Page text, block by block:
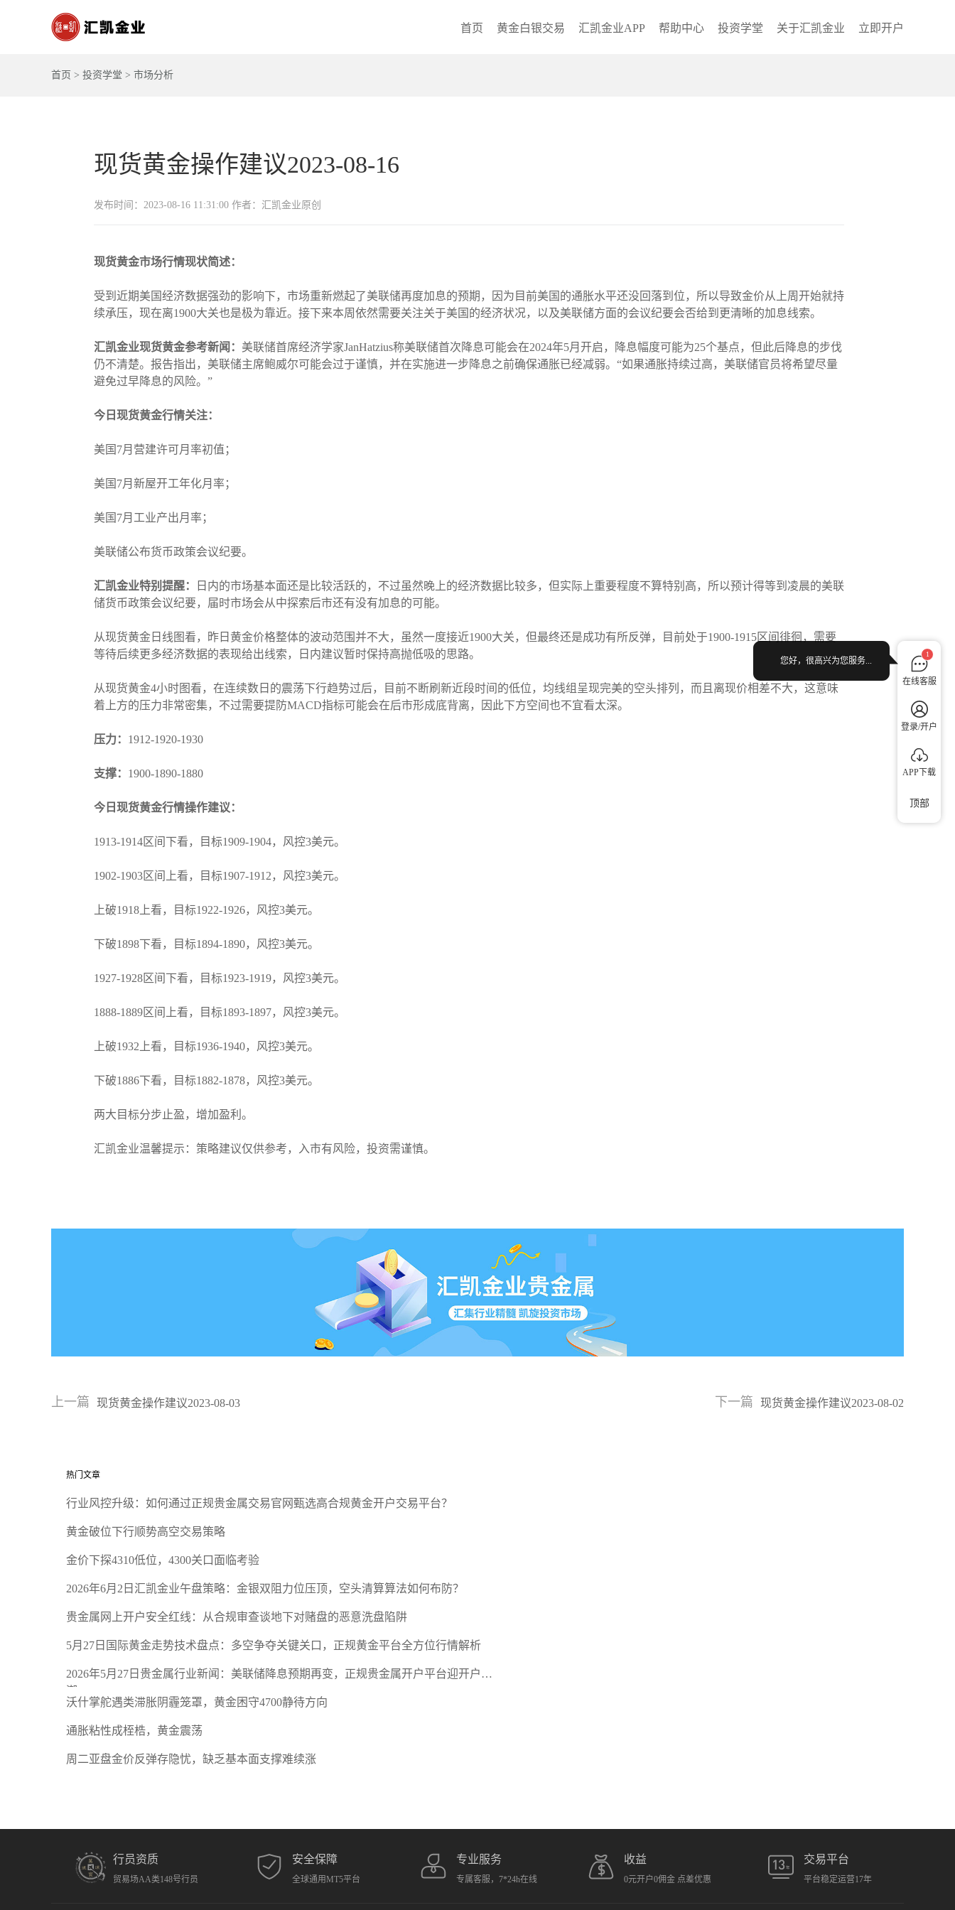
首页 黄金白银交易 汇凯金业APP 帮助中心 投资学堂 关于汇凯金业 立即开户
首页 > 投资学堂 > 市场分析
现货黄金操作建议2023-08-16
发布时间：2023-08-16 11:31:00 作者：汇凯金业原创
现货黄金市场行情现状简述：
受到近期美国经济数据强劲的影响下，市场重新燃起了美联储再度加息的预期，因为目前美国的通胀水平还没回落到位，所以导致金价从上周开始就持
续承压，现在离1900大关也是极为靠近。接下来本周依然需要关注关于美国的经济状况，以及美联储方面的会议纪要会否给到更清晰的加息线索。
汇凯金业现货黄金参考新闻： 美联储首席经济学家JanHatzius称美联储首次降息可能会在2024年5月开启，降息幅度可能为25个基点，但此后降息的步伐
仍不清楚。报告指出，美联储主席鲍威尔可能会过于谨慎，并在实施进一步降息之前确保通胀已经减弱。“如果通胀持续过高，美联储官员将希望尽量
避免过早降息的风险。”
今日现货黄金行情关注：
美国7月营建许可月率初值；
美国7月新屋开工年化月率；
美国7月工业产出月率；
美联储公布货币政策会议纪要。
汇凯金业特别提醒：
日内的市场基本面还是比较活跃的，不过虽然晚上的经济数据比较多，但实际上重要程度不算特别高，所以预计得等到凌晨的美联
储货币政策会议纪要，届时市场会从中探索后市还有没有加息的可能。
从现货黄金日线图看，昨日黄金价格整体的波动范围并不大，虽然一度接近1900大关，但最终还是成功有所反弹，目前处于1900-1915区间徘徊，需要
等待后续更多经济数据的表现给出线索，日内建议暂时保持高抛低吸的思路。
从现货黄金4小时图看，在连续数日的震荡下行趋势过后，目前不断刷新近段时间的低位，均线组呈现完美的空头排列，而且离现价相差不大，这意味
着上方的压力非常密集，不过需要提防MACD指标可能会在后市形成底背离，因此下方空间也不宜看太深。
压力： 1912-1920-1930
支撑： 1900-1890-1880
今日现货黄金行情操作建议：
1913-1914区间下看，目标1909-1904，风控3美元。
1902-1903区间上看，目标1907-1912，风控3美元。
上破1918上看，目标1922-1926，风控3美元。
下破1898下看，目标1894-1890，风控3美元。
1927-1928区间下看，目标1923-1919，风控3美元。
1888-1889区间上看，目标1893-1897，风控3美元。
上破1932上看，目标1936-1940，风控3美元。
下破1886下看，目标1882-1878，风控3美元。
两大目标分步止盈，增加盈利。
汇凯金业温馨提示：策略建议仅供参考，入市有风险，投资需谨慎。
上一篇 现货黄金操作建议2023-08-03 下一篇 现货黄金操作建议2023-08-02
热门文章
行业风控升级：如何通过正规贵金属交易官网甄选高合规黄金开户交易平台？
黄金破位下行顺势高空交易策略
金价下探4310低位，4300关口面临考验
2026年6月2日汇凯金业午盘策略：金银双阻力位压顶，空头清算算法如何布防？
贵金属网上开户安全红线：从合规审查谈地下对赌盘的恶意洗盘陷阱
5月27日国际黄金走势技术盘点：多空争夺关键关口，正规黄金平台全方位行情解析
2026年5月27日贵金属行业新闻：美联储降息预期再变，正规贵金属开户平台迎开户热
潮
沃什掌舵遇类滞胀阴霾笼罩，黄金困守4700静待方向
通胀粘性成桎梏，黄金震荡
周二亚盘金价反弹存隐忧，缺乏基本面支撑难续涨
行员资质
贸易场AA类148号行员
安全保障
全球通用MT5平台
专业服务
专属客服，7*24h在线
收益
0元开户0佣金 点差优惠
交易平台
平台稳定运营17年
1
在线客服
登录/开户
APP下载
您好，很高兴为您服务...
顶部